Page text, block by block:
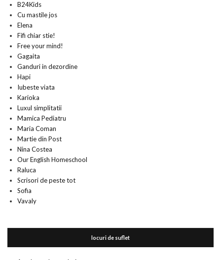
B24Kids
Cu mastile jos
Elena
Fifi chiar stie!
Free your mind!
Gagaita
Ganduri in dezordine
Hapi
Iubeste viata
Karioka
Luxul simplitatii
Mamica Pediatru
Maria Coman
Martie din Post
Nina Costea
Our English Homeschool
Raluca
Scrisori de peste tot
Sofia
Vavaly
locuri de suflet